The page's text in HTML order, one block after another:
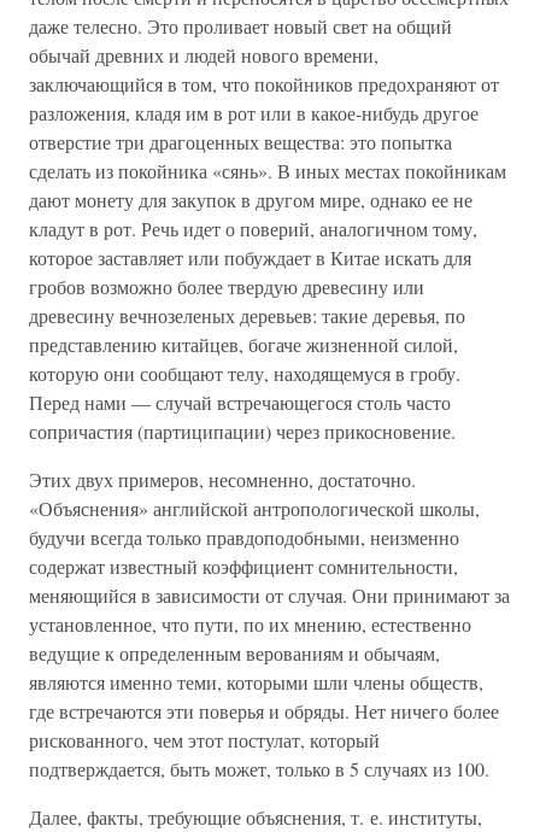
даже телесно. Это проливает новый свет на общий
обычай древних и людей нового времени,
заключающийся в том, что покойников предохраняют от
разложения, кладя им в рот или в какое-нибудь другое
отверстие три драгоценных вещества: это попытка
сделать из покойника «сянь». В иных местах покойникам
дают монету для закупок в другом мире, однако ее не
кладут в рот. Речь идет о поверий, аналогичном тому,
которое заставляет или побуждает в Китае искать для
гробов возможно более твердую древесину или
древесину вечнозеленых деревьев: такие деревья, по
представлению китайцев, богаче жизненной силой,
которую они сообщают телу, находящемуся в гробу.
Перед нами — случай встречающегося столь часто
сопричастия (партиципации) через прикосновение.
Этих двух примеров, несомненно, достаточно.
«Объяснения» английской антропологической школы,
будучи всегда только правдоподобными, неизменно
содержат известный коэффициент сомнительности,
меняющийся в зависимости от случая. Они принимают за
установленное, что пути, по их мнению, естественно
ведущие к определенным верованиям и обычаям,
являются именно теми, которыми шли члены обществ,
где встречаются эти поверья и обряды. Нет ничего более
рискованного, чем этот постулат, который
подтверждается, быть может, только в 5 случаях из 100.
Далее, факты, требующие объяснения, т. е. институты,